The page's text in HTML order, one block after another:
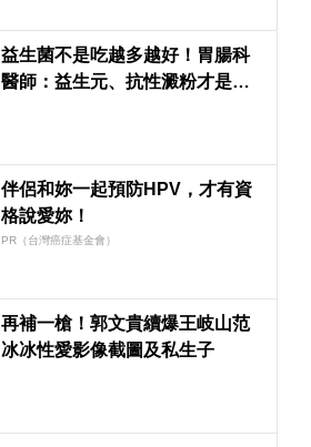
益生菌不是吃越多越好！胃腸科
醫師：益生元、抗性澱粉才是腸
伴侶和妳一起預防HPV，才有資
格說愛妳！
PR（台灣癌症基金會）
再補一槍！郭文貴續爆王岐山范
冰冰性愛影像截圖及私生子